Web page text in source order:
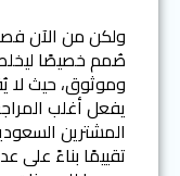
ولكن من الآن
صُمم خصيصًا
وموثوق، حيث لا
يفعل أغلب
المشترين
تقييمًا بناءً